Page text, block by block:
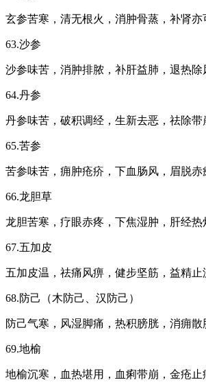
玄参苦寒，清无根火，消肿骨蒸，补肾亦
63.沙参
沙参味苦，消肿排脓，补肝益肺，退热除
64.丹参
丹参味苦，破积调经，生新去恶，祛除带
65.苦参
苦参味苦，痈肿疮疥，下血肠风，眉脱赤
66.龙胆草
龙胆苦寒，疗眼赤疼，下焦湿肿，肝经热
67.五加皮
五加皮温，祛痛风痹，健步坚筋，益精止
68.防己（木防己、汉防己）
防己气寒，风湿脚痛，热积膀胱，消痈散
69.地榆
地榆沉寒，血热堪用，血痢带崩，金疮止